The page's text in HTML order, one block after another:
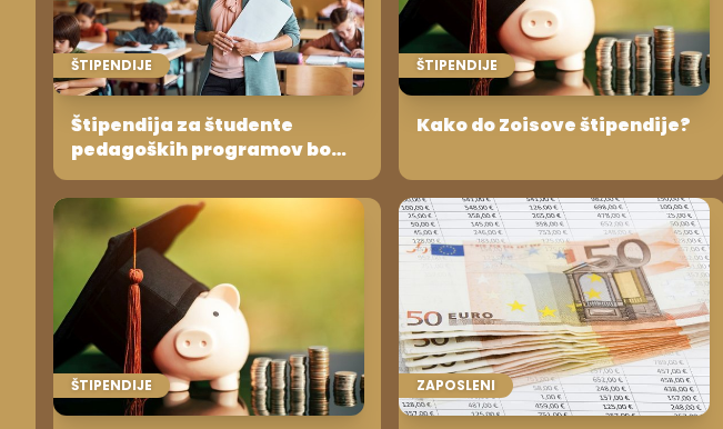
ŠTIPENDIJE
Štipendija za študente
pedagoških programov bo
300 evrov, subvencija šolnin
za zaposlene v šolstvu bo
100-odstotna
ŠTIPENDIJE
Kako do Zoisove štipendije?
ŠTIPENDIJE ZAPOSLENI